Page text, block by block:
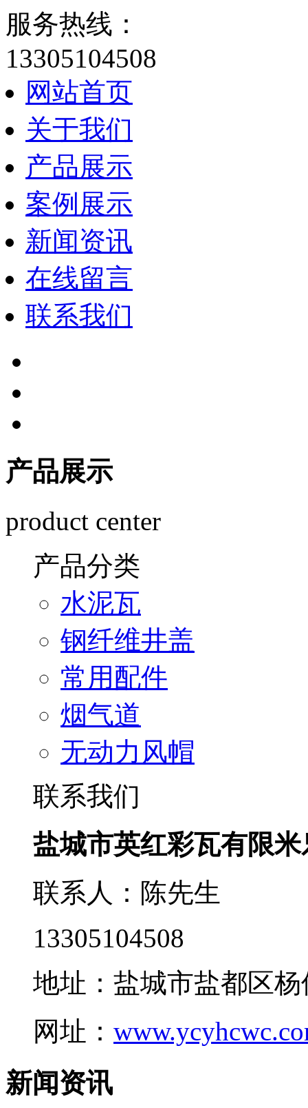
服务热线：
13305104508
网站首页
关于我们
产品展示
案例展示
新闻资讯
在线留言
联系我们
产品展示
product center
产品分类
水泥瓦
钢纤维井盖
常用配件
烟气道
无动力风帽
联系我们
盐城市英红彩瓦有限
联系人：陈先生
13305104508
地址：盐城市盐都区
网址：
新闻资讯